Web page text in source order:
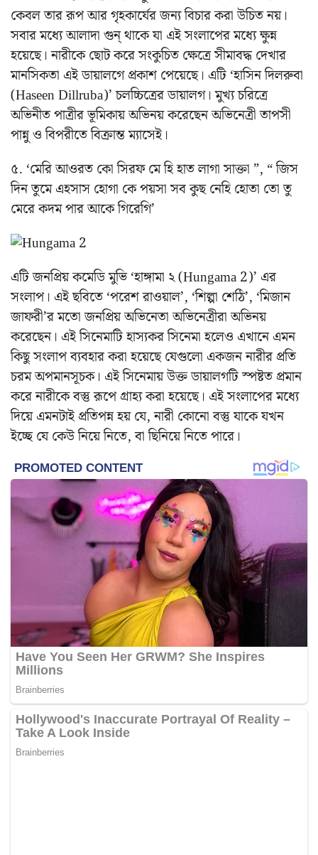
কেবল তার রূপ আর গৃহকার্যের জন্য বিচার করা উচিত নয়।
সবার মধ্যে আলাদা গুন্ থাকে যা এই সংলাপের মধ্যে ক্ষুন্ন
হয়েছে। নারীকে ছোট করে সংকুচিত ক্ষেত্রে সীমাবদ্ধ দেখার
মানসিকতা এই ডায়ালগে প্রকাশ পেয়েছে। এটি ‘হাসিন দিলরুবা
(Haseen Dillruba)’ চলচ্চিত্রের ডায়ালগ। মুখ্য চরিত্রে
অভিনীত পাত্রীর ভূমিকায় অভিনয় করেছেন অভিনেত্রী তাপসী
পান্নু ও বিপরীতে বিক্রান্ত ম্যাসেই।
৫. ‘মেরি আওরত কো সিরফ মে হি হাত লাগা সাক্তা ”, “ জিস
দিন তুমে এহসাস হোগা কে পয়সা সব কুছ নেহি হোতা তো তু
মেরে কদম পার আকে গিরেগি’
এটি জনপ্রিয় কমেডি মুভি ‘হাঙ্গামা ২ (Hungama 2)’ এর
সংলাপ। এই ছবিতে ‘পরেশ রাওয়াল’, ‘শিল্পা শেঠি’, ‘মিজান
জাফরী’র মতো জনপ্রিয় অভিনেতা অভিনেত্রীরা অভিনয়
করেছেন। এই সিনেমাটি হাস্যকর সিনেমা হলেও এখানে এমন
কিছু সংলাপ ব্যবহার করা হয়েছে যেগুলো একজন নারীর প্রতি
চরম অপমানসূচক। এই সিনেমায় উক্ত ডায়ালগটি স্পষ্টত প্রমান
করে নারীকে বস্তু রূপে গ্রাহ্য করা হয়েছে। এই সংলাপের মধ্যে
দিয়ে এমনটাই প্রতিপন্ন হয় যে, নারী কোনো বস্তু যাকে যখন
ইচ্ছে যে কেউ নিয়ে নিতে, বা ছিনিয়ে নিতে পারে।